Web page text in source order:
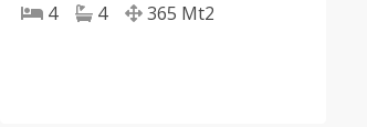
4 4 365 Mt2